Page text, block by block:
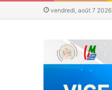
vendredi, août 7 2026